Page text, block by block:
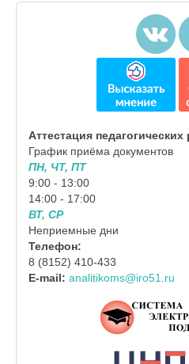
Аттестация педагогических
График приёма документов
ПН, ЧТ, ПТ
9:00 - 13:00
14:00 - 17:00
ВТ, СР
Неприемные дни
Телефон:
8 (8152) 410-433
E-mail: analitikoms@iro51.ru